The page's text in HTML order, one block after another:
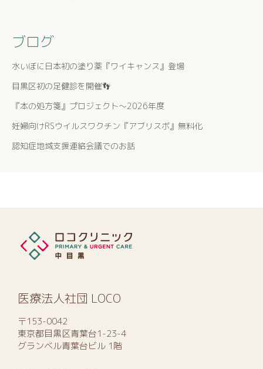
ブログ
水いぼに日本初の塗り薬『ワイキャンス』登場
目黒区初の足健診を開催👣
『本の処方箋』プロジェクト〜2026年度
妊婦向けRSウイルスワクチン『アブリスボ』無料化
認知症地域支援連絡会議でのお話
医療法人社団 LOCO
〒153-0042
東京都目黒区青葉台1-23-4
グランベル青葉台ビル 1階